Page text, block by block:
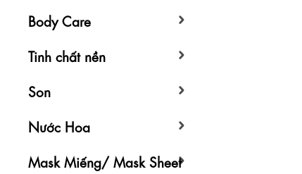
Body Care
Tinh chất nền
Son
Nước Hoa
Mask Miếng/ Mask Sheet